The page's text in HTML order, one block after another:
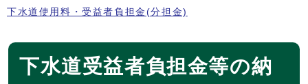
下水道使用料・受益者負担金(分担金)
下水道受益者負担金等の納